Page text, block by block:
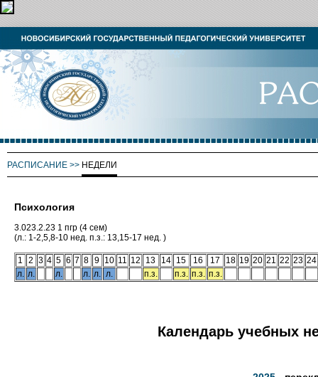
РАСПИСАНИЕ >> НЕДЕЛИ
Психология
3.023.2.23 1 пгр (4 сем)
(л.: 1-2,5,8-10 нед. п.з.: 13,15-17 нед. )
1 2 3 4 5 6 7 8 9 10 11 12 13 14 15 16 17 18 19 20 21 22 23 24
л. л. л. л. л. л. п.з. п.з. п.з. п.з.
Календарь учебных